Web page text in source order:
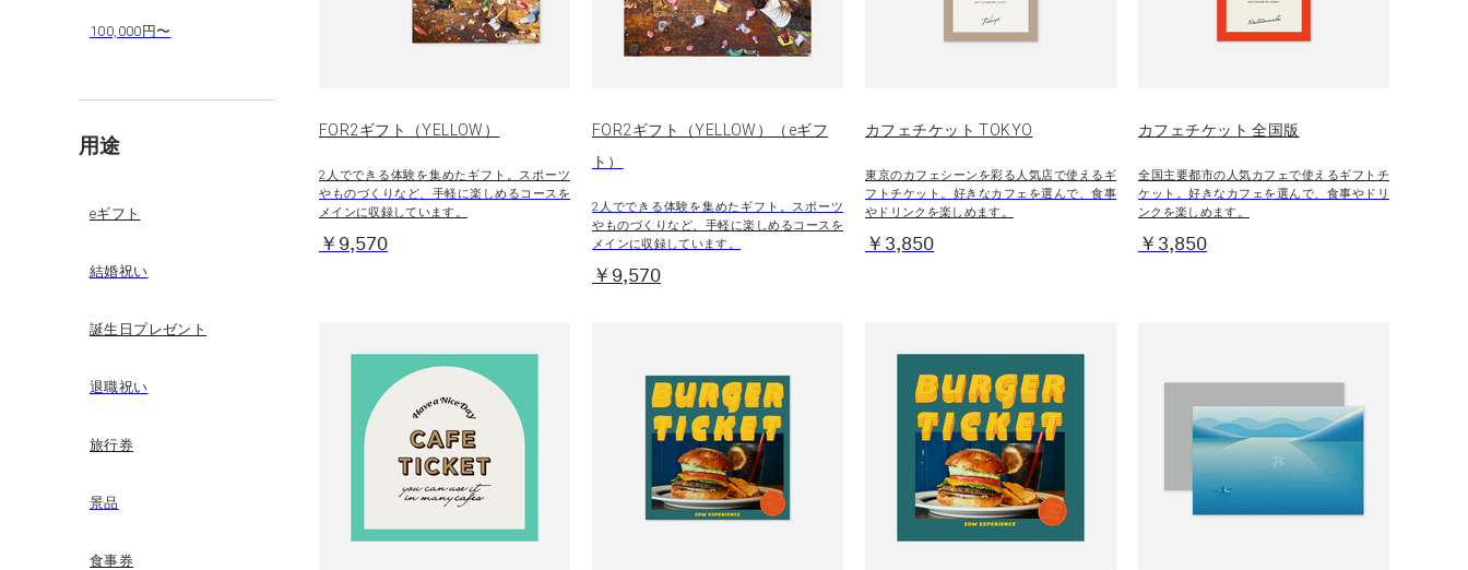
100,000円〜
用途
eギフト
結婚祝い
誕生日プレゼント
退職祝い
旅行券
景品
食事券
FOR2ギフト（YELLOW）
2人でできる体験を集めたギフト。スポーツ
やものづくりなど、手軽に楽しめるコースを
メインに収録しています。
￥9,570
FOR2ギフト（YELLOW）（eギフ
ト）
2人でできる体験を集めたギフト。スポーツ
やものづくりなど、手軽に楽しめるコースを
メインに収録しています。
￥9,570
カフェチケット TOKYO
東京のカフェシーンを彩る人気店で使えるギ
フトチケット。好きなカフェを選んで、食事
やドリンクを楽しめます。
￥3,850
カフェチケット 全国版
全国主要都市の人気カフェで使えるギフトチ
ケット。好きなカフェを選んで、食事やドリ
ンクを楽しめます。
￥3,850